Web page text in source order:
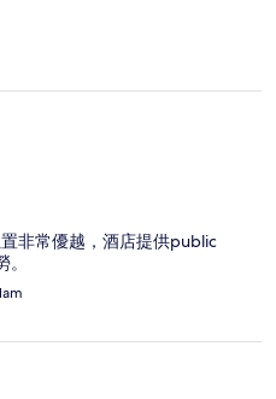
非常優越，酒店提供public